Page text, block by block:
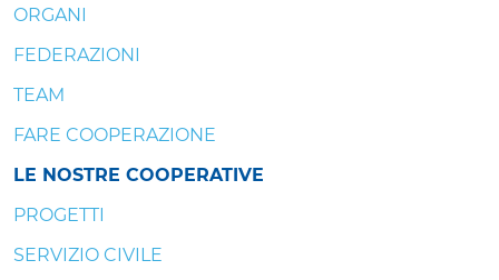
ORGANI
FEDERAZIONI
TEAM
FARE COOPERAZIONE
LE NOSTRE COOPERATIVE
PROGETTI
SERVIZIO CIVILE